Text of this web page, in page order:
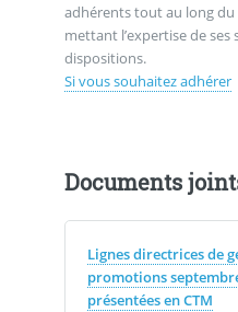
adhérents tout au long
mettant l’expertise de ses
dispositions.
Si vous souhaitez adhérer
Documents
Lignes directrices de
promotions
présentées en CTM